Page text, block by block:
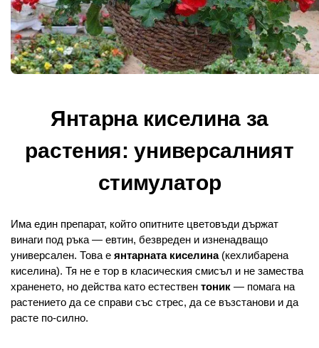
Янтарна киселина за
растения: универсалният
стимулатор
Има един препарат, който опитните цветовъди държат
винаги под ръка — евтин, безвреден и изненадващо
универсален. Това е янтарната киселина(кехлибарена
киселина). Тя не е тор в класическия смисъл и не замества
храненето, но действа като естествен тоник — помага на
растението да се справи със стрес, да се възстанови и да
расте по-силно.